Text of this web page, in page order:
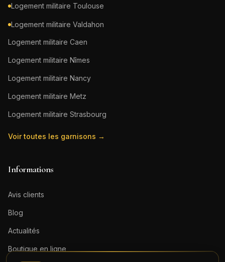
Logement militaire Toulouse
Logement militaire Valdahon
Logement militaire Caen
Logement militaire Nîmes
Logement militaire Nancy
Logement militaire Metz
Logement militaire Strasbourg
Voir toutes les garnisons →
Informations
Avis clients
Blog
Actualités
Boutique en ligne